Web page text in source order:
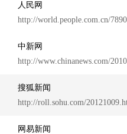
人民网
http://world.people.com.cn/
中新网
http://www.chinanews.com/
搜狐新闻
http://roll.sohu.com/
网易新闻